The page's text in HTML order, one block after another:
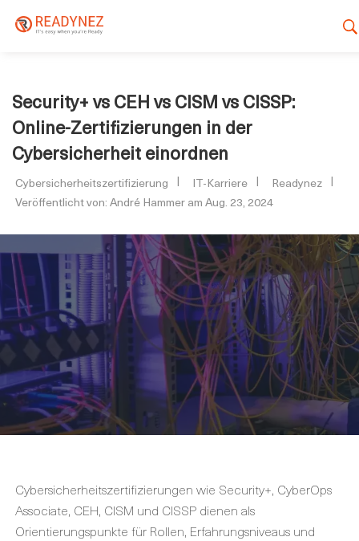
Security+ vs CEH vs CISM vs CISSP:
Online-Zertifizierungen in der
Cybersicherheit einordnen
Cybersicherheitszertifizierung IT-Karriere
Readynez
Veröffentlicht von: André Hammer am Aug. 23, 2024
Cybersicherheitszertifizierungen wie Security+, CyberOps
Associate, CEH, CISM und CISSP dienen als
Orientierungspunkte für Rollen, Erfahrungsniveaus und